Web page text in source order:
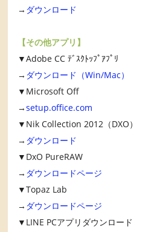
→ ダウンロード
【その他アプリ】
▼Adobe CC ﾃﾞｽｸﾄｯﾌﾟｱﾌﾟﾘ
→ ダウンロード（Win/Mac）
▼Microsoft Off
→setup.office.com
▼Nik Collection 2012（DXO）
→ ダウンロード
▼DxO PureRAW
→ ダウンロードページ
▼Topaz Lab
→ ダウンロードページ
▼LINE PCアプリダウンロード